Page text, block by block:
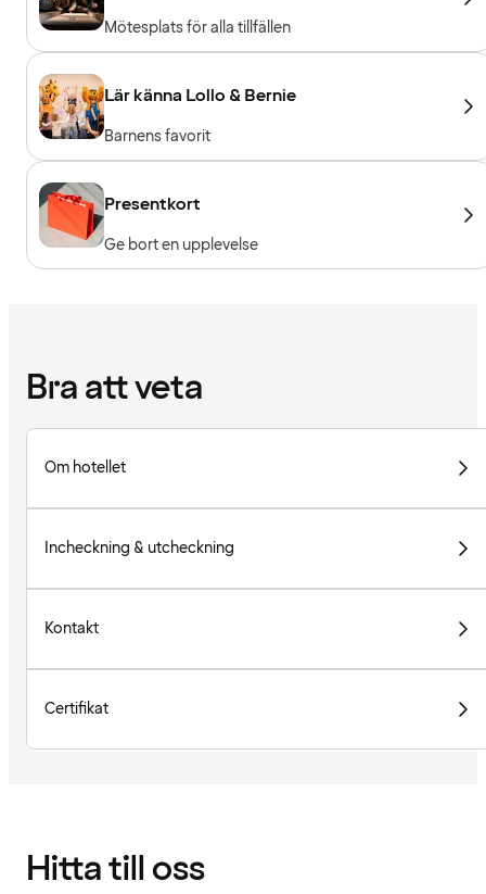
Mötesplats för alla tillfällen
Lär känna Lollo & Bernie
Barnens favorit
Presentkort
Ge bort en upplevelse
Bra att veta
Om hotellet
Incheckning & utcheckning
Kontakt
Certifikat
Hitta till oss